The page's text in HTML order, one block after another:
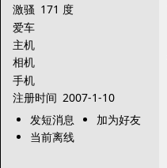
激骚 171 度
爱车
主机
相机
手机
注册时间 2007-1-10
发短消息
加为好友
当前离线